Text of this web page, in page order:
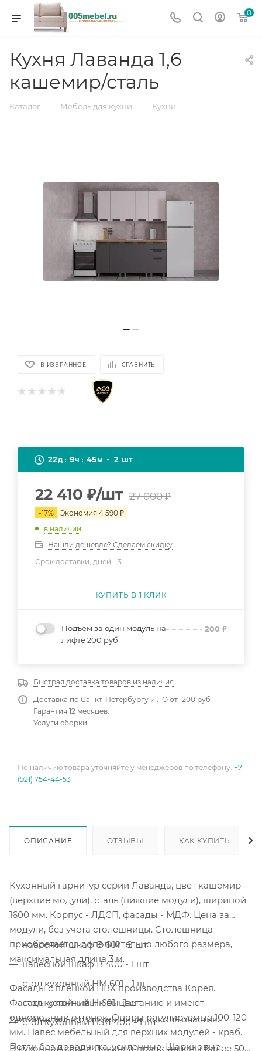
0
Кухня Лаванда 1,6
кашемир/сталь
Каталог — Мебель для кухни — Кухни
В ИЗБРАННОЕ СРАВНИТЬ
22д 9ч 45м 2 шт
22 410 ₽/шт 27 000₽
-17% Экономия 4 590 ₽
в наличии
Нашли дешевле? Сделаем скидку
Срок доставки, дней - 3
КУПИТЬ В 1 КЛИК
Подъем за один модуль на
лифте 200 руб
200 ₽
Быстрая доставка товаров из наличия
Доставка по Санкт-Петербургу и ЛО от 1200 руб
Гарантия 12 месяцев.
Услуги сборки
По наличию товара уточняйте у менеджеров по телефону: +7
(921) 754-44-53
ОПИСАНИЕ ОТЗЫВЫ КАК КУПИТЬ
Кухонный гарнитур серии Лаванда, цвет кашемир
(верхние модули), сталь (нижние модули), шириной
1600 мм. Корпус - ЛДСП, фасады - МДФ. Цена за
модули, без учета столешницы. Столешница
приобретается дополнительно любого размера,
максимальная длина 3 м.
Фасады с пленкой ПВХ производства Корея.
Фасады устойчивы к выцветанию и имеют
однородный оттенок. Опоры регулируемые 100-120
мм. Навес мебельный для верхних модулей - краб.
Петли без доводчика, усиленные. Шариковые
навесной шкаф В 601 - 2 шт
навесной шкаф В 400 - 1 шт
стол кухонный НМ 601 - 1 шт
стол кухонный Н 601 - 1 шт
стол кухонный НЗЯ 400 - 1 шт
Дополнительно: столешница, цоколь пластик.
В кухонной серии Лаванда представлены более 50-